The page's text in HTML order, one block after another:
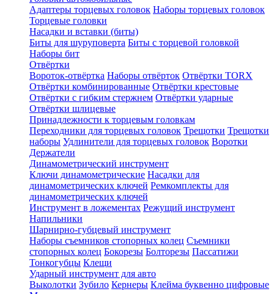
Адаптеры торцевых головок Наборы торцевых головок
Торцевые головки
Насадки и вставки (биты)
Биты для шуруповерта Биты с торцевой головкой
Наборы бит
Отвёртки
Вороток-отвёртка Наборы отвёрток Отвёртки TORX
Отвёртки комбинированные Отвёртки крестовые
Отвёртки с гибким стержнем Отвёртки ударные
Отвёртки шлицевые
Принадлежности к торцевым головкам
Переходники для торцевых головок Трещотки Трещотки
наборы Удлинители для торцевых головок Воротки
Держатели
Динамометрический инструмент
Ключи динамометрические Насадки для
динамометрических ключей Ремкомплекты для
динамометрических ключей
Инструмент в ложементах Режущий инструмент
Напильники
Шарнирно-губцевый инструмент
Наборы съемников стопорных колец Съемники
стопорных колец Бокорезы Болторезы Пассатижи
Тонкогубцы Клещи
Ударный инструмент для авто
Выколотки Зубило Кернеры Клейма буквенно цифровые